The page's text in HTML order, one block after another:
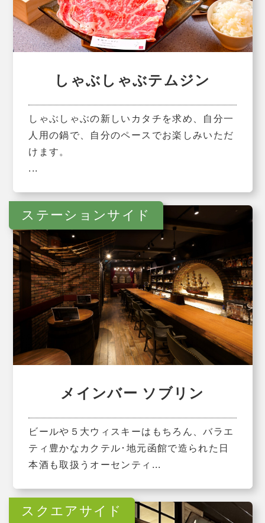
しゃぶしゃぶテムジン
しゃぶしゃぶの新しいカタチを求め、自分一
人用の鍋で、自分のペースでお楽しみいただ
けます。
...
メインバー ソブリン
ビールや５大ウィスキーはもちろん、バラエ
ティ豊かなカクテル･地元函館で造られた日
本酒も取扱うオーセンティ...